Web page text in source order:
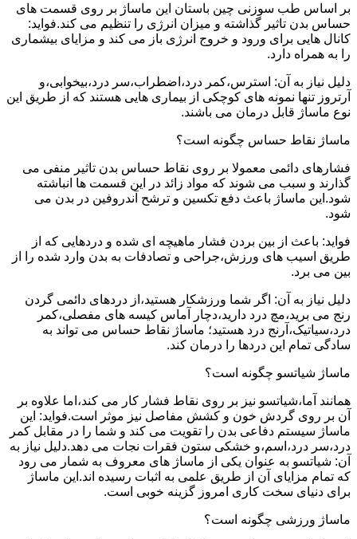
بر اساس طب سوزنی چین باستان این ماساژ بر روی قسمت های
حساس بدن تاثیر گذاشته و میزان انرژی را تنظیم می کند.فواید:
کانال هایی برای ورود و خروج انرژی باز می کند و مزایای بیشماری
را به همراه دارد.
دلیل نیاز به آن: استرس،کمر درد،اضطراب،سر درد،بیخوابی،و
آرتروز تنها نمونه های کوچکی از بیماری هایی هستند که از طریق این
نوع ماساژ قابل درمان می باشند.
ماساژ نقاط حساس چگونه است؟
فشارهای دائمی معمولا بر روی نقاط حساس بدن تاثیر منفی می
گذارند و سبب می شوند که مواد زائد در این قسمت ها انباشته
شود.این ماساژ باعث دفع تکسین و ترشح آندروفین در بدن می
شود.
فواید: باعث از بین بردن فشار ماهیچه ای شده و دردهایی که از
طریق اسیب های ورزش،جراحی و تصادفات به بدن وارد شده را از
بین می برد.
دلیل نیاز به آن: اگر شما ورزشکار هستید،از دردهای دائمی گردن
رنج می برید،مچ درد دارید،دچار آماس کیسه های مفصلی،کمر
درد،سیاتیک،آرنج درد هستید؛ ماساژ نقاط حساس می تواند به
سادگی تمام این دردها را درمان کند.
ماساژ شیاتسو چگونه است؟
همانند آما،شیاتسو نیز بر روی نقاط فشار کار می کند،اما علاوه بر
آن بر روی گردش خون و کشش مفاصل نیز موثر است.فواید: این
ماساژ سیستم دفاعی بدن را تقویت می کند و شما را در مقابل کمر
درد،سر درد،اسم،و خشکی ستون فقرات نجات می دهد.دلیل نیاز به
آن: شیاتسو به عنوان یکی از ماساژ های معروف به شمار می رود
که تمام مزایای آن از طریق علمی به اثبات رسیده اند.این ماساژ
برای دنیای سخت کاری امروز گزینه خوبی است.
ماساژ ورزشی چگونه است؟